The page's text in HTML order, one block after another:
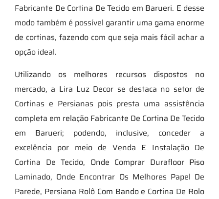
Fabricante De Cortina De Tecido em Barueri. E desse
modo também é possível garantir uma gama enorme
de cortinas, fazendo com que seja mais fácil achar a
opção ideal.
Utilizando os melhores recursos dispostos no
mercado, a Lira Luz Decor se destaca no setor de
Cortinas e Persianas pois presta uma assistência
completa em relação Fabricante De Cortina De Tecido
em Barueri; podendo, inclusive, conceder a
excelência por meio de Venda E Instalação De
Cortina De Tecido, Onde Comprar Durafloor Piso
Laminado, Onde Encontrar Os Melhores Papel De
Parede, Persiana Rolô Com Bando e Cortina De Rolo